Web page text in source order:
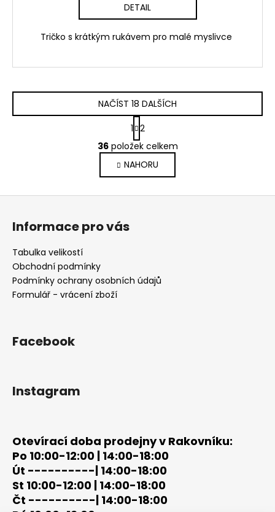
DETAIL
Tričko s krátkým rukávem pro malé myslivce
O
v
l
á
d
v
k
NAČÍST 18 DALŠÍCH
S
t
r
á
n
k
1 2
36položek celkem
NAHORU
Z
Informace pro vás
Tabulka velikostí
Obchodní podmínky
Podmínky ochrany osobních údajů
Formulář - vrácení zboží
Facebook
Instagram
Otevírací doba prodejny v Rakovníku:
Po 10:00-12:00 | 14:00-18:00
Út ----------| 14:00-18:00
St 10:00-12:00 | 14:00-18:00
Čt ----------| 14:00-18:00